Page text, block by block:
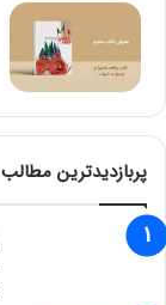
پربازدیدترین مطالب